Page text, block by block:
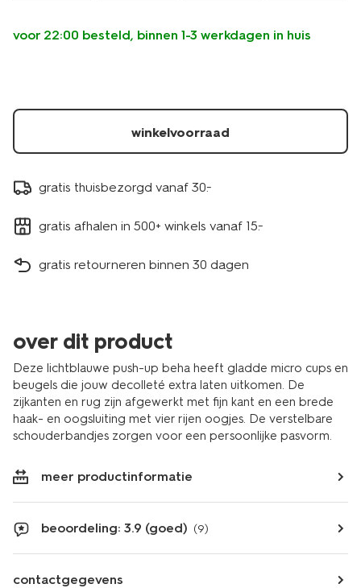
voor 22:00 besteld, binnen 1-3 werkdagen in huis
winkelvoorraad
gratis thuisbezorgd vanaf 30.-
gratis afhalen in 500+ winkels vanaf 15.-
gratis retourneren binnen 30 dagen
over dit product
Deze lichtblauwe push-up beha heeft gladde micro cups en
beugels die jouw decolleté extra laten uitkomen. De
zijkanten en rug zijn afgewerkt met fijn kant en een brede
haak- en oogsluiting met vier rijen oogjes. De verstelbare
schouderbandjes zorgen voor een persoonlijke pasvorm.
meer productinformatie
beoordeling: 3.9 (goed) (9)
contactgegevens